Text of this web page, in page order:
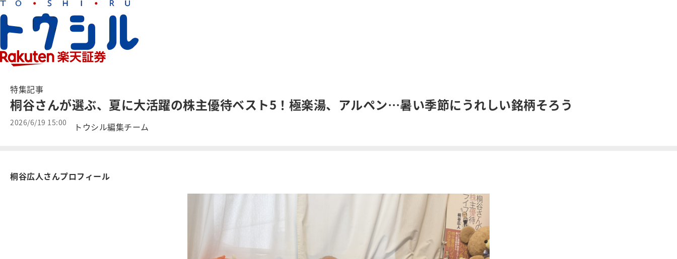
特集記事
桐谷さんが選ぶ、夏に大活躍の株主優待ベスト5！極楽湯、アルペン…暑い季節にうれしい銘柄そろう
2026/6/19 15:00 トウシル編集チーム
桐谷広人さんプロフィール